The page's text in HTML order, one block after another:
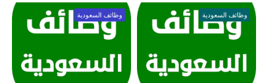
وظائف السعودية وظائف السعودية